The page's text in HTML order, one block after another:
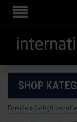
SHOP
Forside » Boligtilbehør »